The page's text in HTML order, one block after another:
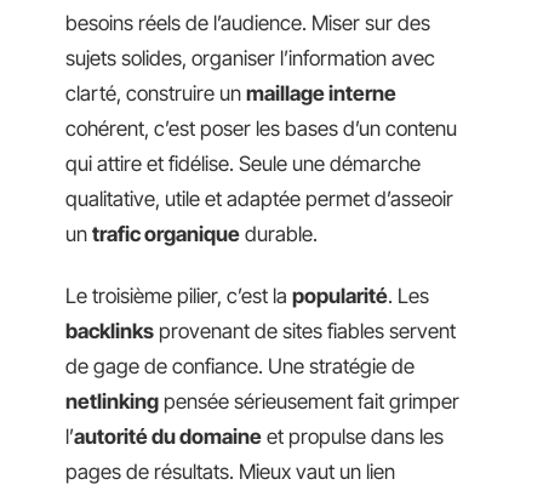
besoins réels de l’audience. Miser sur des
sujets solides, organiser l’information avec
clarté, construire un maillage interne
cohérent, c’est poser les bases d’un contenu
qui attire et fidélise. Seule une démarche
qualitative, utile et adaptée permet d’asseoir
un trafic organique durable.
Le troisième pilier, c’est la popularité. Les
backlinks provenant de sites fiables servent
de gage de confiance. Une stratégie de
netlinking pensée sérieusement fait grimper
l’autorité du domaine et propulse dans les
pages de résultats. Mieux vaut un lien